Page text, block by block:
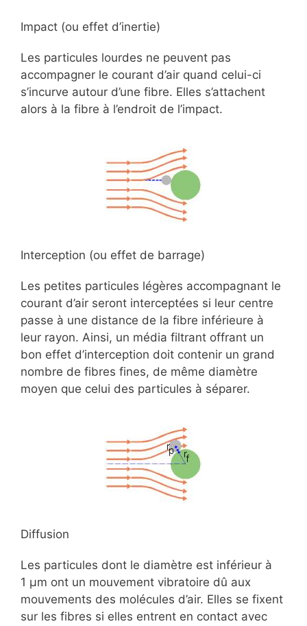
Impact (ou effet d’inertie)
Les particules lourdes ne peuvent pas
accompagner le courant d’air quand celui-ci
s’incurve autour d’une fibre. Elles s’attachent
alors à la fibre à l’endroit de l’impact.
Interception (ou effet de barrage)
Les petites particules légères accompagnant le
courant d’air seront interceptées si leur centre
passe à une distance de la fibre inférieure à
leur rayon. Ainsi, un média filtrant offrant un
bon effet d’interception doit contenir un grand
nombre de fibres fines, de même diamètre
moyen que celui des particules à séparer.
Diffusion
Les particules dont le diamètre est inférieur à
1 μm ont un mouvement vibratoire dû aux
mouvements des molécules d’air. Elles se fixent
sur les fibres si elles entrent en contact avec